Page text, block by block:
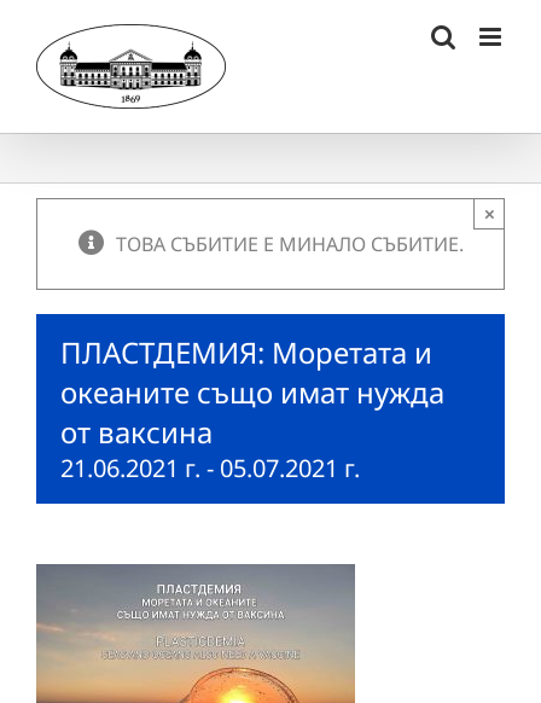
content
ТОВА СЪБИТИЕ Е МИНАЛО СЪБИТИЕ.
×
ПЛАСТДЕМИЯ: Моретата и
океаните също имат нужда
от ваксина
21.06.2021 г. - 05.07.2021 г.